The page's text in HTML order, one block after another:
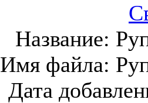
Название:
Имя файла:
Дата